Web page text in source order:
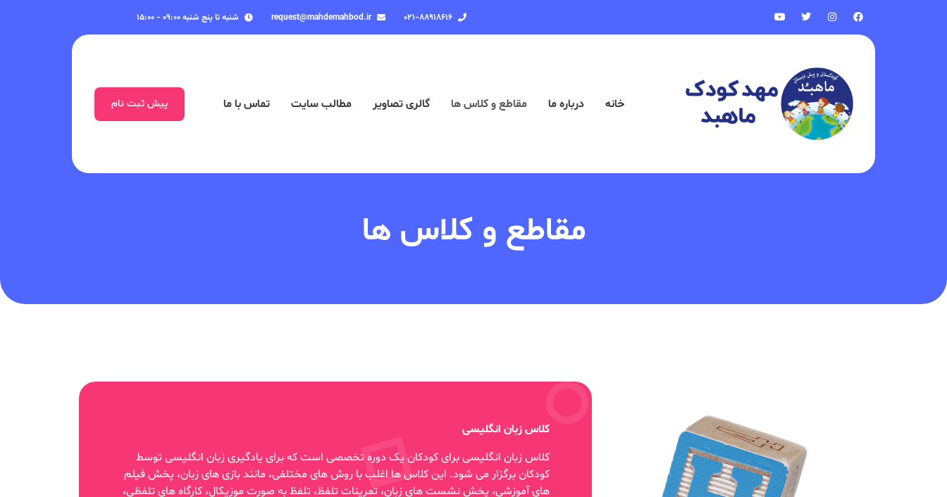
۰۲۱-۸۸۹۱۸۶۱۶ request@mahdemahbod.ir شنبه تا پنج شنبه ۰۹:۰۰ - ۱۵:۰۰
خانه درباره ما مقاطع و کلاس ها گالری تصاویر مطالب سایت تماس با ما پیش ثبت نام
مقاطع و کلاس ها
کلاس زبان انگلیسی
کلاس زبان انگلیسی برای کودکان یک دوره تخصصی است که برای یادگیری زبان انگلیسی توسط
کودکان برگزار می شود. این کلاس ها اغلب با روش های مختلفی، مانند بازی های زبان، پخش فیلم
های آموزشی، پخش نشست های زبان، تمرینات تلفظ، تلفظ به صورت موزیکال، کارگاه های تلفظی،